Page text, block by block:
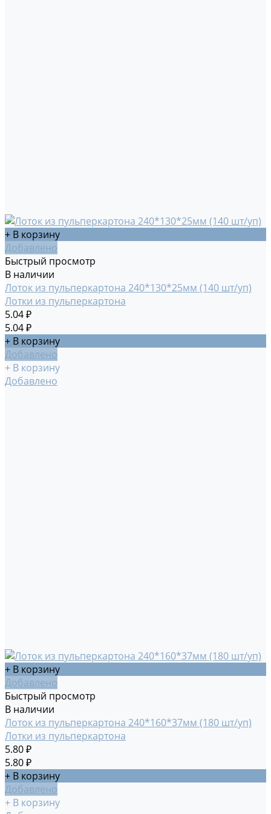
+ В корзину
Добавлено
Быстрый просмотр
В наличии
Лоток из пульперкартона 240*130*25мм (140 шт/уп)
Лотки из пульперкартона
5.04 ₽
5.04 ₽
+ В корзину
Добавлено
+ В корзину
Добавлено
+ В корзину
Добавлено
Быстрый просмотр
В наличии
Лоток из пульперкартона 240*160*37мм (180 шт/уп)
Лотки из пульперкартона
5.80 ₽
5.80 ₽
+ В корзину
Добавлено
+ В корзину